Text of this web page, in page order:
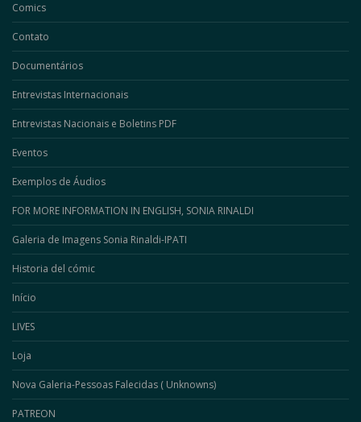
Comics
Contato
Documentários
Entrevistas Internacionais
Entrevistas Nacionais e Boletins PDF
Eventos
Exemplos de Áudios
FOR MORE INFORMATION IN ENGLISH, SONIA RINALDI
Galeria de Imagens Sonia Rinaldi-IPATI
Historia del cómic
Início
LIVES
Loja
Nova Galeria-Pessoas Falecidas ( Unknowns)
PATREON